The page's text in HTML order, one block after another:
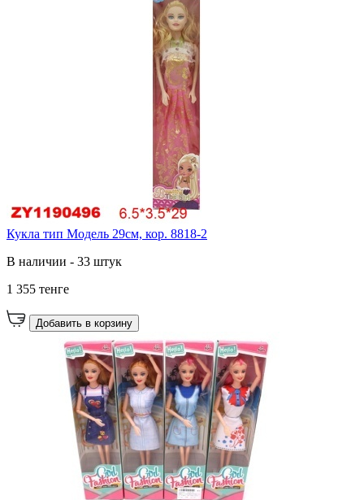
Кукла тип Модель 29см, кор. 8818-2
В наличии - 33 штук
1 355 тенге
Добавить в корзину